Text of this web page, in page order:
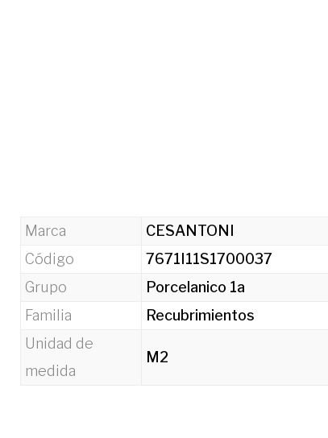
Marca
CESANTONI
Código
7671I11S1700037
Grupo
Porcelanico 1a
Familia
Recubrimientos
Unidad de
medida
M2